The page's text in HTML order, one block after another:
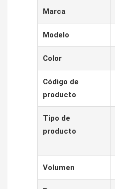
Marca
Modelo
Color
Código de
producto
Tipo de
producto
Volumen